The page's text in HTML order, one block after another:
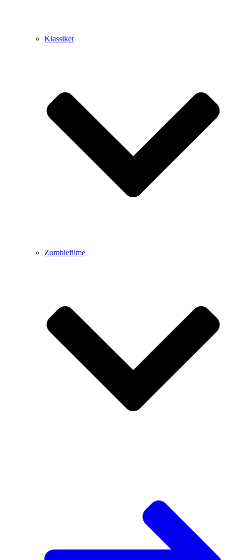
Klassiker
Zombiefilme